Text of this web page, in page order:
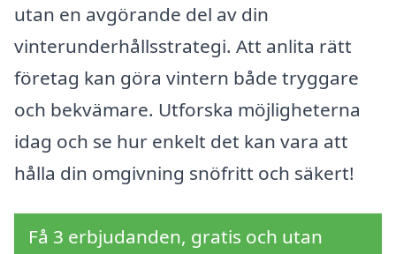
utan en avgörande del av din
vinterunderhållsstrategi. Att anlita rätt
företag kan göra vintern både tryggare
och bekvämare. Utforska möjligheterna
idag och se hur enkelt det kan vara att
hålla din omgivning snöfritt och säkert!
Få 3 erbjudanden, gratis och utan